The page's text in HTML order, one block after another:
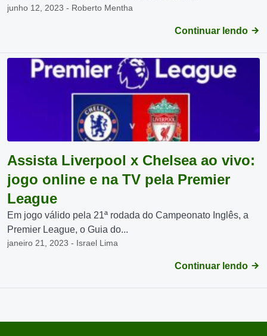
junho 12, 2023 - Roberto Mentha
Continuar lendo
Assista Liverpool x Chelsea ao vivo:
jogo online e na TV pela Premier
League
Em jogo válido pela 21ª rodada do Campeonato Inglês, a
Premier League, o Guia do...
janeiro 21, 2023 - Israel Lima
Continuar lendo